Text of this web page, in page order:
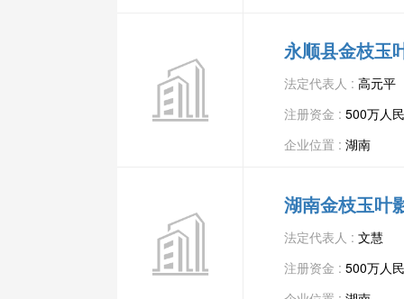
永顺县金枝玉
法定代表人 : 高元平
注册资金 : 500万人
企业位置 : 湖南
湖南金枝玉叶
法定代表人 : 文慧
注册资金 : 500万人